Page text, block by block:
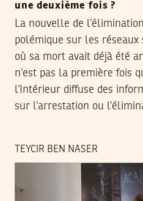
une deuxième fois ?
La nouvelle de
polémique sur les réseaux
où sa mort avait déjà été
n’est pas la première fois
l’Intérieur diffuse des
sur l’arrestation ou
TEYCIR BEN NASER